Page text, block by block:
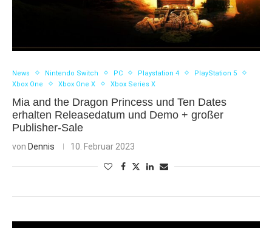
News Nintendo Switch PC Playstation 4
PlayStation 5
Xbox One
Xbox One X Xbox Series X
Mia and the Dragon Princess und Ten Dates
erhalten Releasedatum und Demo + großer
Publisher-Sale
von Dennis 10. Februar 2023